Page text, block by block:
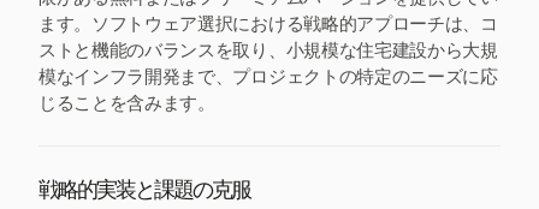
ます。ソフトウェア選択における戦略的アプローチは、コ
ストと機能のバランスを取り、小規模な住宅建設から大規
模なインフラ開発まで、プロジェクトの特定のニーズに応
じることを含みます。
戦略的実装と課題の克服